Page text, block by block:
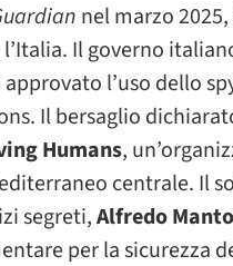
nel marzo
Il governo
l’uso dello
Il bersaglio
Humans,
centrale. Il
segreti,Alfredo
per la sicurezza